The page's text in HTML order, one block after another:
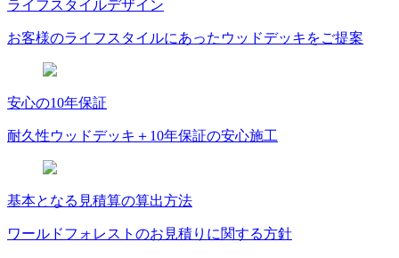
ライフスタイルデザイン
お客様のライフスタイルにあったウッドデッキをご提案
安心の10年保証
耐久性ウッドデッキ＋10年保証の安心施工
基本となる見積算の算出方法
ワールドフォレストのお見積りに関する方針